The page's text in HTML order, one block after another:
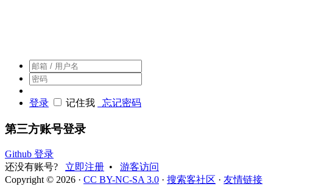
登录 记住我 忘记密码
第三方账号登录
Github 登录
还没有账号?
立即注册 • 游客访问
Copyright © 2026 · CC BY-NC-SA 3.0 · 搜索客社区 · 友情链接